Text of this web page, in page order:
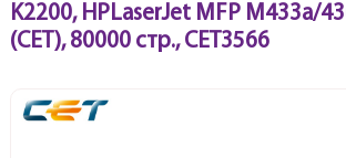
K2200, HPLaserJet MFP M433a/
(CET), 80000 стр., CET3566